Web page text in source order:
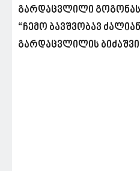
გარდაცვლილი გოგონას
“ჩემო ბავშვობავ
გარდაცვლილის